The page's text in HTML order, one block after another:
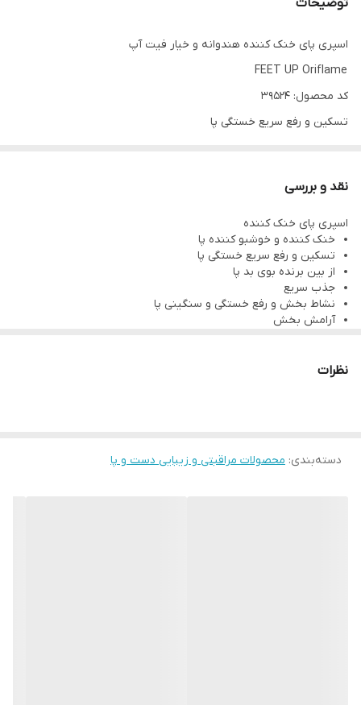
توضیحات
اسپری پای خنک کننده هندوانه و خیار فیت آپ
کد محصول: 39524
تسکین و رفع سریع خستگی پا
امکان استفاده برای داخل کفش و روی پا
حجم: 150 میلی لیتر
اسپری پای خنک کننده و خوشبو کننده هندوانه و خیار از برند محبوب و
دوست داشتنی اوریفلیم با اثر فوری خستگی و گرمای ناشی از راه رفتن
طولانی یا دویدن زیاد را از بین میبرد. این اسپری تقویت کننده ، پاهای
بماند. از نظر پوستی تست شده و مناسب برای استفاده در داخل کفش
نقد و بررسی
اسپری پای خنک کننده
خنک کننده و خوشبو کننده پا
تسکین و رفع سریع خستگی پا
از بین برنده بوی بد پا
جذب سریع
نشاط بخش و رفع خستگی و سنگینی پا
آرامش بخش
نظرات
دسته‌بندی: محصولات مراقبتی و زیبایی دست و پا